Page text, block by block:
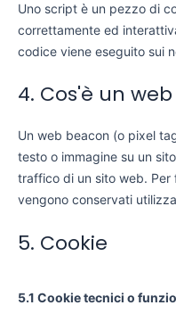
Uno script è un pezzo di
correttamente ed
codice viene eseguito sui
4. Cos'è un
Un web beacon (o pixel
testo o immagine su un
traffico di un sito web.
vengono conservati
5. Cookie
5.1 Cookie tecnici o